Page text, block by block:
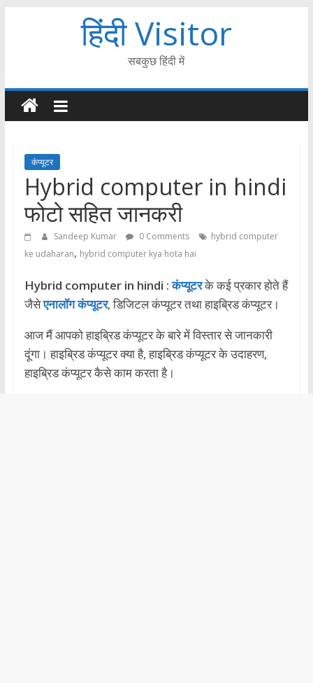
हिंदी Visitor
सबकुछ हिंदी में
कंप्यूटर
Hybrid computer in hindi
फोटो सहित जानकरी
Sandeep Kumar 0 Comments
hybrid computer
ke udaharan, hybrid computer kya hota hai
Hybrid computer in hindi : कंप्यूटरके कई प्रकार होते हैं
जैसेएनालॉग कंप्यूटर, डिजिटल कंप्यूटर तथा हाइब्रिड कंप्यूटर।
आज मैं आपको हाइब्रिड कंप्यूटर के बारे में विस्तार से जानकारी
दूंगा। हाइब्रिड कंप्यूटर क्या है, हाइब्रिड कंप्यूटर के उदाहरण,
हाइब्रिड कंप्यूटर कैसे काम करता है।